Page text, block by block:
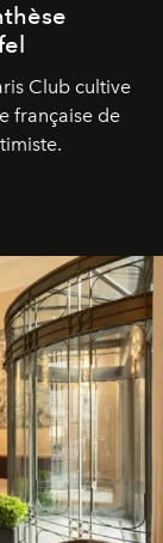
Club cultive
française de